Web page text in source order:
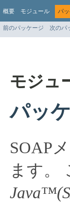
概要 モジュール パ
前のパッケージ 次のパ
モジュ
パッ
SOAP
ます。